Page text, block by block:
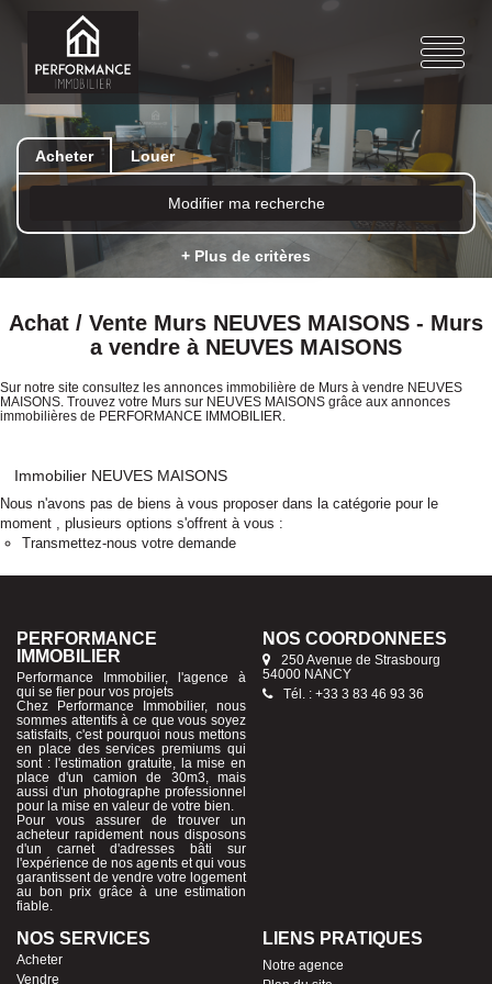
Acheter Louer
Modifier ma recherche
+ Plus de critères
Achat / Vente Murs NEUVES MAISONS - Murs
a vendre à NEUVES MAISONS
Sur notre site consultez les annonces immobilière de Murs à vendre NEUVES
MAISONS. Trouvez votre Murs sur NEUVES MAISONS grâce aux annonces
immobilières de PERFORMANCE IMMOBILIER.
Immobilier NEUVES MAISONS
Nous n'avons pas de biens à vous proposer dans la catégorie pour le
moment , plusieurs options s'offrent à vous :
Transmettez-nous votre demande
PERFORMANCE
IMMOBILIER
Performance Immobilier, l'agence à
qui se fier pour vos projets
Chez Performance Immobilier, nous
sommes attentifs à ce que vous soyez
satisfaits, c'est pourquoi nous mettons
en place des services premiums qui
sont : l'estimation gratuite, la mise en
place d'un camion de 30m3, mais
aussi d'un photographe professionnel
pour la mise en valeur de votre bien.
Pour vous assurer de trouver un
acheteur rapidement nous disposons
d'un carnet d'adresses bâti sur
l'expérience de nos agents et qui vous
garantissent de vendre votre logement
au bon prix grâce à une estimation
fiable.
NOS COORDONNÉES
250 Avenue de Strasbourg
54000 NANCY
Tél. : +33 3 83 46 93 36
NOS SERVICES
Acheter
Vendre
LIENS PRATIQUES
Notre agence